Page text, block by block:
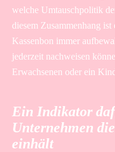
welche Umtauschpolitik
diesem Zusammenhang
Kassenbon immer
jederzeit nachweisen
Erwachsenen oder ein
Ein Indikator
Unternehmen
einhält